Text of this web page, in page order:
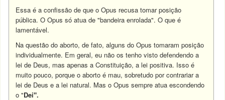
Essa é a confissão de que o Opus recusa tomar posição
pública. O Opus só atua de "bandeira enrolada". O que é
lamentável.
Na questão do aborto, de fato, alguns do Opus tomaram posição
individualmente. Em geral, eu não os tenho visto defendendo a
lei de Deus, mas apenas a Constituição, a lei positiva. Isso é
muito pouco, porque o aborto é mau, sobretudo por contrariar a
lei de Deus e a lei natural. Mas o Opus sempre atua escondendo
o "Dei".